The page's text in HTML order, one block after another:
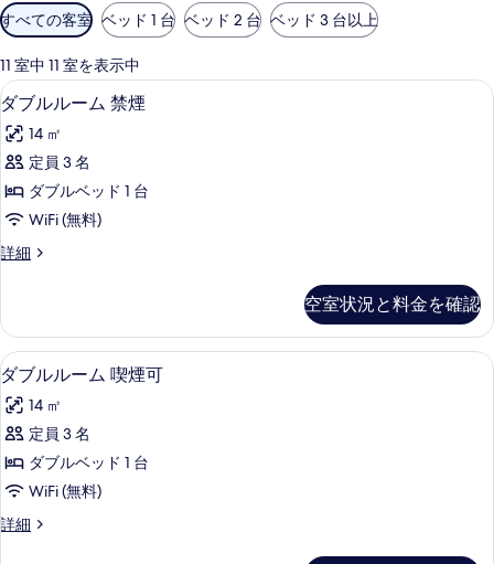
利
用
可
能
な
客
室
の
り
込
件
すべての客室 ベッド 1 台 ベッド 2 台 ベッド 3 台以上
11 室中 11 室を表示中
ダ
ブ
ル
ル
ー
禁
の
す
べ
て
の
写
真
を
高級寝具、羽毛の掛け布団、セーフ
5
ダブルルーム 禁煙
14 ㎡
定員 3 名
ダブルベッド 1 台
WiFi (無料)
詳細
ダ
ー
ム
禁
煙
の
詳
空室状況と料金を確認
ダ
ブ
ル
ル
ー
喫
高級寝具、羽毛の掛け布団、セーフ
5
ダブルルーム 喫煙可
14 ㎡
定員 3 名
ダブルベッド 1 台
WiFi (無料)
詳細
ダ